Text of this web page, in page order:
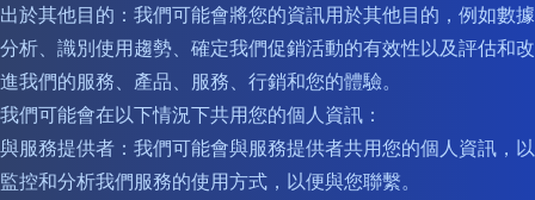
出於其他目的：我們可能會將您的資訊用於其他目的，例如數據
分析、識別使用趨勢、確定我們促銷活動的有效性以及評估和改
進我們的服務、產品、服務、行銷和您的體驗。
我們可能會在以下情況下共用您的個人資訊：
與服務提供者：我們可能會與服務提供者共用您的個人資訊，以
監控和分析我們服務的使用方式，以便與您聯繫。